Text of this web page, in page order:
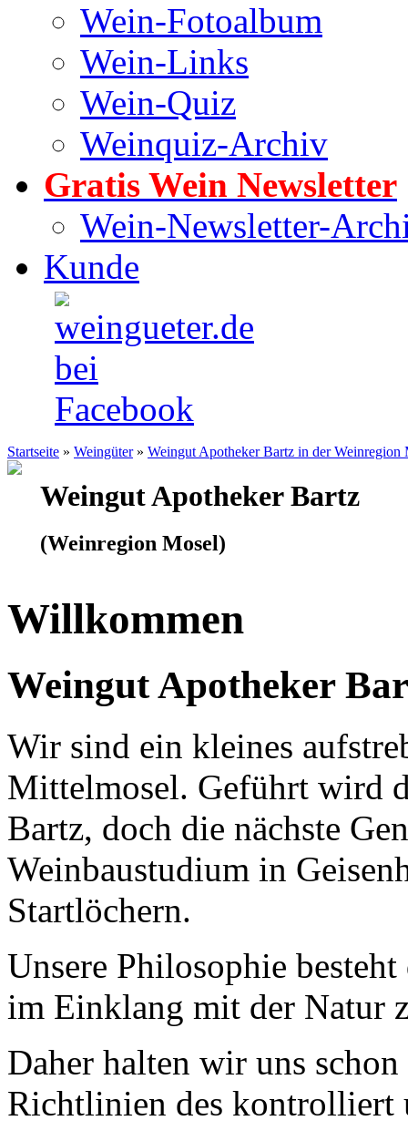
Wein-Fotoalbum
Wein-Links
Wein-Quiz
Weinquiz-Archiv
Gratis Wein Newsletter
Wein-Newsletter-
Kunde
Startseite » Weingüter » Weingut Apotheker Bartz in der Weinregion
Weingut Apotheker Bartz
(Weinregion Mosel)
Willkommen
Weingut Apotheker
Wir sind ein kleines
Mittelmosel. Geführt wird
Bartz, doch die nächste
Weinbaustudium in
Startlöchern.
Unsere Philosophie
im Einklang mit der Natur
Daher halten wir uns
Richtlinien des kontrolliert